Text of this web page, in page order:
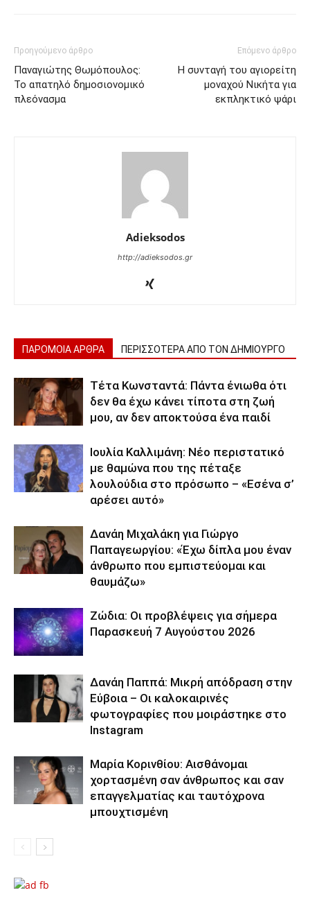
Προηγούμενο άρθρο
Παναγιώτης Θωμόπουλος:
Το απατηλό δημοσιονομικό
πλεόνασμα
Επόμενο άρθρο
Η συνταγή του αγιορείτη
μοναχού Νικήτα για
εκπληκτικό ψάρι
Adieksodos
http://adieksodos.gr
ΠΑΡΟΜΟΙΑ ΑΡΘΡΑ ΠΕΡΙΣΣΟΤΕΡΑ ΑΠΟ ΤΟΝ ΔΗΜΙΟΥΡΓΟ
Τέτα Κωνσταντά: Πάντα ένιωθα ότι
δεν θα έχω κάνει τίποτα στη ζωή
μου, αν δεν αποκτούσα ένα παιδί
Ιουλία Καλλιμάνη: Νέο περιστατικό
με θαμώνα που της πέταξε
λουλούδια στο πρόσωπο – «Εσένα σ’
αρέσει αυτό»
Δανάη Μιχαλάκη για Γιώργο
Παπαγεωργίου: «Έχω δίπλα μου έναν
άνθρωπο που εμπιστεύομαι και
θαυμάζω»
Ζώδια: Οι προβλέψεις για σήμερα
Παρασκευή 7 Αυγούστου 2026
Δανάη Παππά: Μικρή απόδραση στην
Εύβοια – Οι καλοκαιρινές
φωτογραφίες που μοιράστηκε στο
Instagram
Μαρία Κορινθίου: Αισθάνομαι
χορτασμένη σαν άνθρωπος και σαν
επαγγελματίας και ταυτόχρονα
μπουχτισμένη